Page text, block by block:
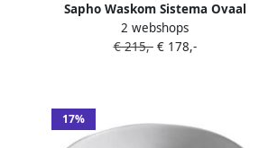
Sapho Waskom Sistema Ovaal
75x42x16 cm Keramiek Wit
2 webshops
€ 215,-€ 178,-
17%